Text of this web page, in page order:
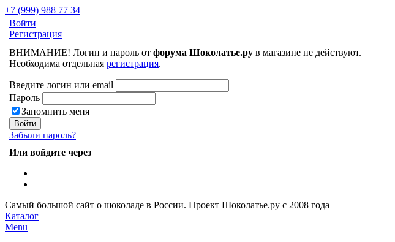
+7 (999) 988 77 34
Войти
Регистрация
ВНИМАНИЕ! Логин и пароль от форума Шоколатье.ру в магазине не действуют.
Необходима отдельная регистрация.
Введите логин или email
Пароль
Запомнить меня
Забыли пароль?
Или войдите через
Самый большой сайт о шоколаде в России. Проект Шоколатье.ру с 2008 года
Каталог
Menu